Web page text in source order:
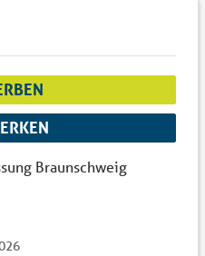
Braunschweig